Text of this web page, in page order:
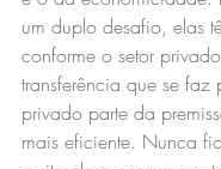
um duplo desafio, elas
conforme o setor
transferência que se faz
privado parte da
mais eficiente. Nunca